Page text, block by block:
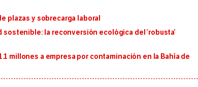
plazas y sobrecarga laboral
sostenible: la reconversión ecológica del ‘robusta’
millones a empresa por contaminación en la Bahía de